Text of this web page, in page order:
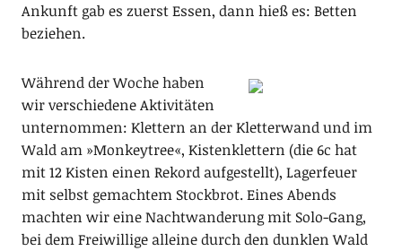
Ankunft gab es zuerst Essen, dann hieß es: Betten
beziehen.
Während der Woche haben
wir verschiedene Aktivitäten
unternommen: Klettern an der Kletterwand und im
Wald am »Monkeytree«, Kistenklettern (die 6c hat
mit 12 Kisten einen Rekord aufgestellt), Lagerfeuer
mit selbst gemachtem Stockbrot. Eines Abends
machten wir eine Nachtwanderung mit Solo-Gang,
bei dem Freiwillige alleine durch den dunklen Wald